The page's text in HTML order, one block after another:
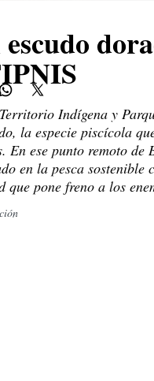
Indígena y
la especie piscícola
En ese punto remoto
en la pesca sostenible
pone freno a los